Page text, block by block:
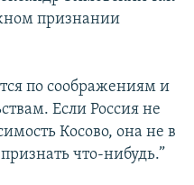
признании
по соображениям и
Если Россия не
Косово, она не в
что-нибудь.”